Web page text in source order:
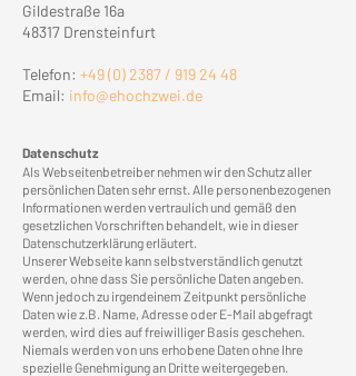
Gildestraße 16a
48317 Drensteinfurt
Telefon: +49 (0) 2387 / 919 24 48
Email: info@ehochzwei.de
Datenschutz
Als Webseitenbetreiber nehmen wir den Schutz aller
persönlichen Daten sehr ernst. Alle personenbezogenen
Informationen werden vertraulich und gemäß den
gesetzlichen Vorschriften behandelt, wie in dieser
Datenschutzerklärung erläutert.
Unserer Webseite kann selbstverständlich genutzt
werden, ohne dass Sie persönliche Daten angeben.
Wenn jedoch zu irgendeinem Zeitpunkt persönliche
Daten wie z.B. Name, Adresse oder E-Mail abgefragt
werden, wird dies auf freiwilliger Basis geschehen.
Niemals werden von uns erhobene Daten ohne Ihre
spezielle Genehmigung an Dritte weitergegeben.